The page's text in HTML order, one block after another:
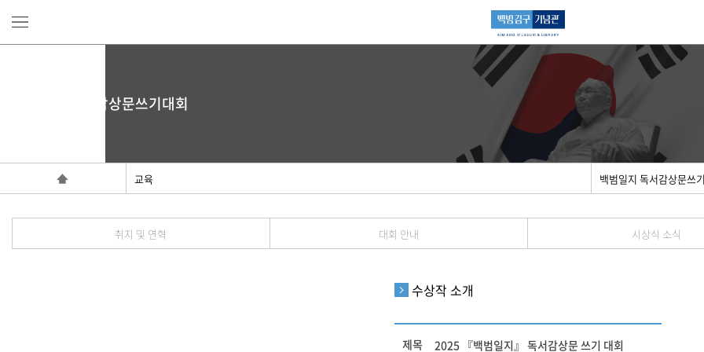
백범일지 독서감상문쓰기대회
교육 백범일지 독서감상문쓰
취지 및 연혁 대회 안내 시상식 소식
수상작 소개
제목 2025 『백범일지』 독서감상문 쓰기 대회